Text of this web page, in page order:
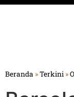
Beranda »Terkini »